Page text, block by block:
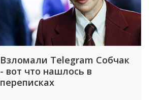
Взломали Telegram Собчак
- вот что нашлось в
переписках